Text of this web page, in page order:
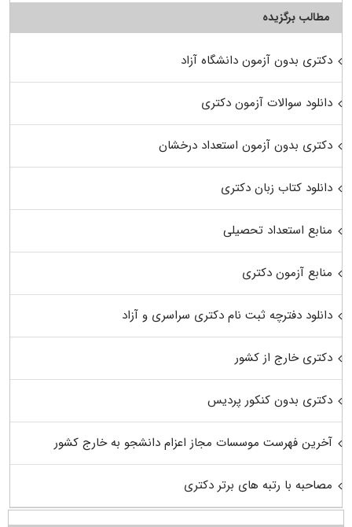
مطالب برگزیده
دکتری بدون آزمون دانشگاه آزاد
دانلود سوالات آزمون دکتری
دکتری بدون آزمون استعداد درخشان
دانلود کتاب زبان دکتری
منابع استعداد تحصیلی
منابع آزمون دکتری
دانلود دفترچه ثبت نام دکتری سراسری و آزاد
دکتری خارج از کشور
دکتری بدون کنکور پردیس
آخرین فهرست موسسات مجاز اعزام دانشجو به خارج کشور
مصاحبه با رتبه های برتر دکتری